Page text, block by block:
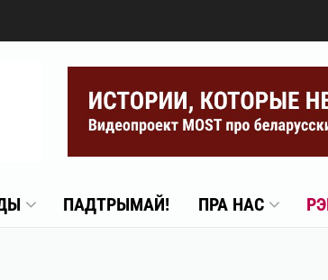
ПАДТРЫМАЙ! ПРА НАС